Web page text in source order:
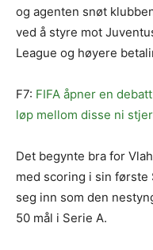
og agenten snøt
ved å styre mot
League og høyere
F7: FIFA åpner en
løp mellom disse ni
Det begynte bra for
med scoring i sin første
seg inn som den
50 mål i Serie A.